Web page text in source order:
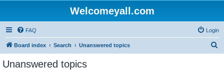
Welcomeyall.com
FAQ Login
Board index Search Unanswered topics
Unanswered topics